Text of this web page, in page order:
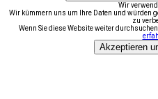
Wir
Wir kümmern uns um Ihre Daten und würden
zu
Wenn Sie diese Website weiter
Akzeptieren